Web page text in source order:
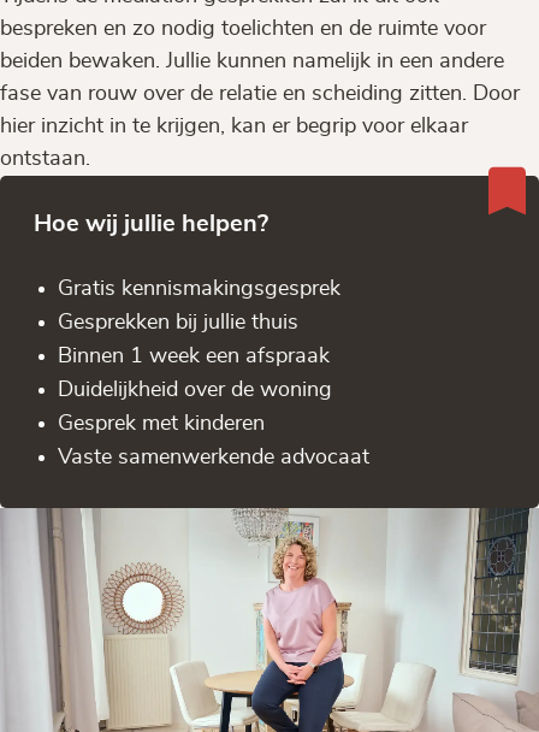
bespreken en zo nodig toelichten en de ruimte voor
beiden bewaken. Jullie kunnen namelijk in een andere
fase van rouw over de relatie en scheiding zitten. Door
hier inzicht in te krijgen, kan er begrip voor elkaar
ontstaan.
Hoe wij jullie helpen?
Gratis kennis­makingsgesprek
Gesprekken bij jullie thuis
Binnen 1 week een afspraak
Duidelijkheid over de woning
Gesprek met kinderen
Vaste samenwerkende advocaat